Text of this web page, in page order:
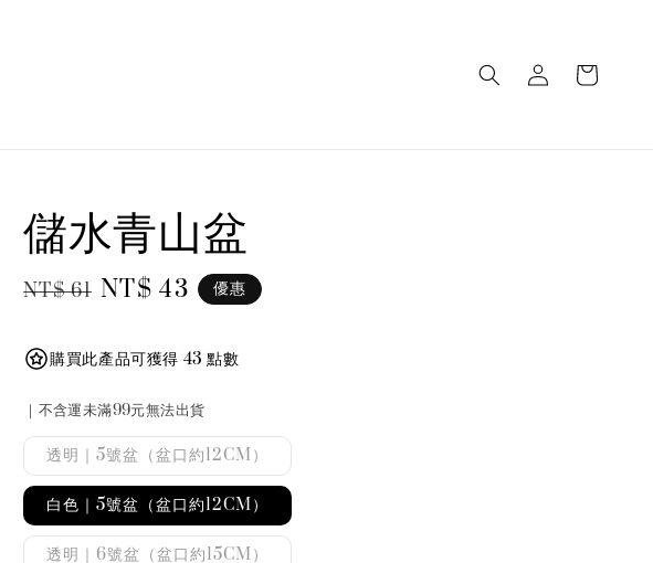
儲水青山盆
Regular
NT$ 61 Sale
NT$ 43 優惠
購買此產品可獲得 43 點數
｜不含運未滿99元無法出貨
透明｜5號盆（盆口約12CM）
白色｜5號盆（盆口約12CM）
透明｜6號盆（盆口約15CM）